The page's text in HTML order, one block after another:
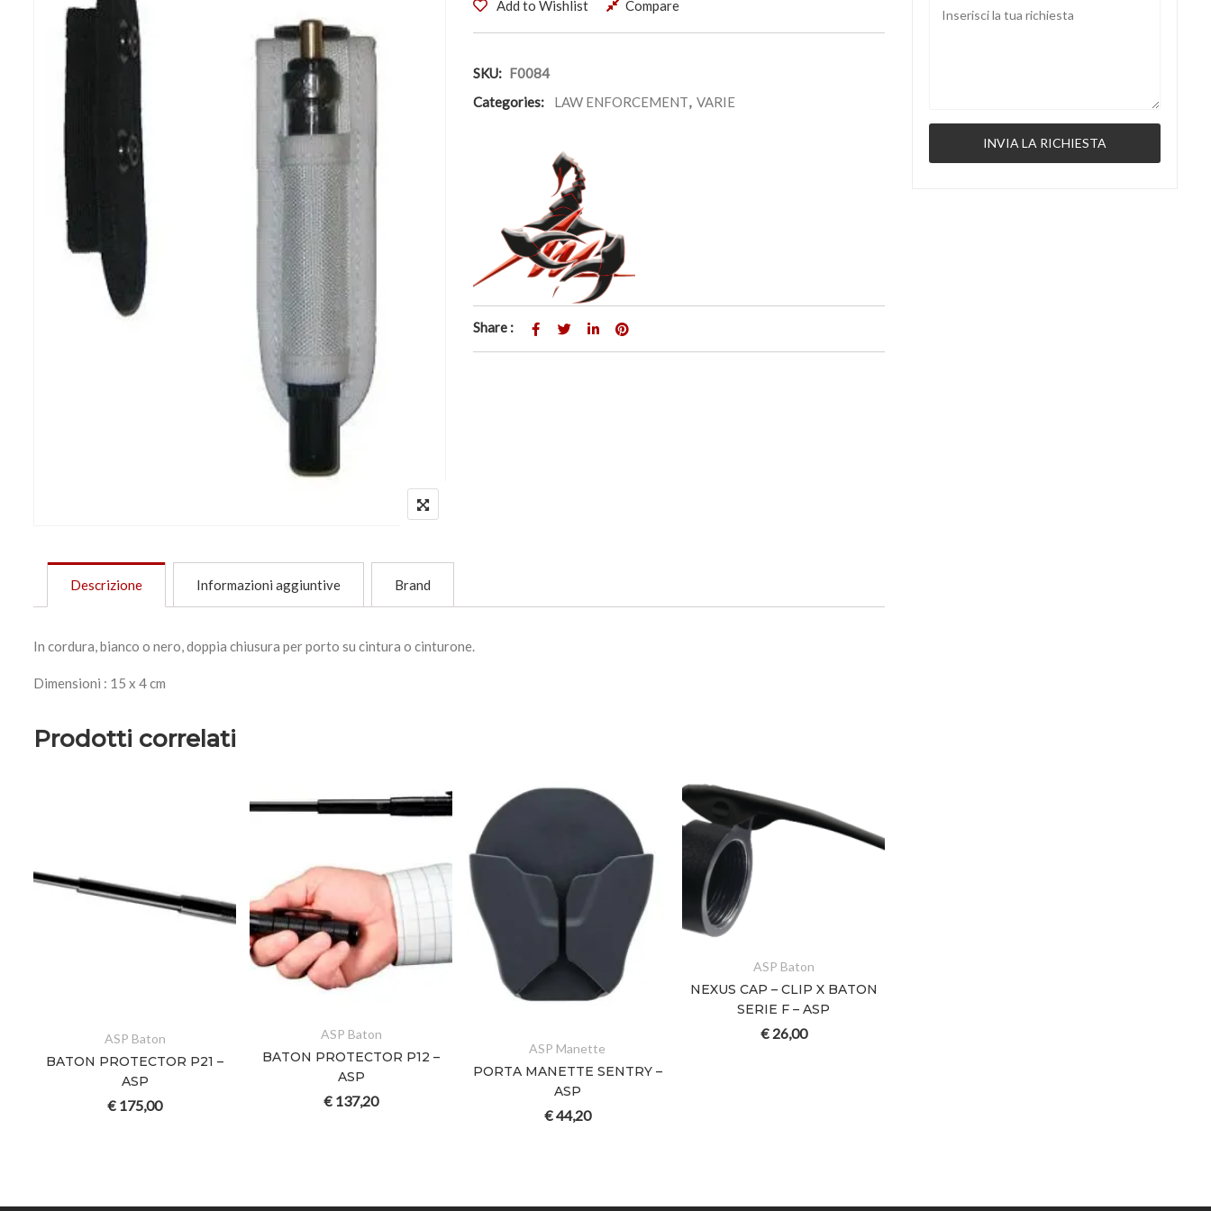
Add to Wishlist Compare
SKU: F0084
Categories:
LAW ENFORCEMENT, VARIE
Share :
Descrizione Informazioni aggiuntive Brand
In cordura, bianco o nero, doppia chiusura per porto su cintura o cinturone.
Dimensioni : 15 x 4 cm
Prodotti correlati
ASP Baton
BATON PROTECTOR P21 –
ASP
€ 175,00
ASP Baton
BATON PROTECTOR P12 –
ASP
€ 137,20
ASP Manette
PORTA MANETTE SENTRY –
ASP
€44,20
ASP Baton
NEXUS CAP – CLIP X BATON
SERIE F – ASP
€26,00